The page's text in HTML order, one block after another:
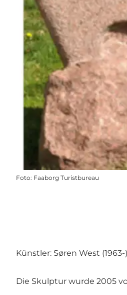
Foto: Faaborg Turistbureau
Künstler: Søren West (1963-)
Die Skulptur wurde 2005